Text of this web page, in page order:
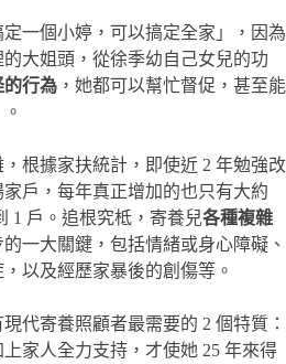
一個小婷，可以搞定全家」，因為
大姐頭，從徐季幼自己女兒的功
的行為 ，她都可以幫忙督促，甚至能
根據家扶統計，即使近 2 年勉強改
戶，每年真正增加的也只有大約
1 戶。追根究柢，寄養兒各種複雜
一大關鍵，包括情緒或身心障礙、
以及經歷家暴後的創傷等。
代寄養照顧者最需要的 2 個特質：
上家人全力支持，才使她 25 年來得